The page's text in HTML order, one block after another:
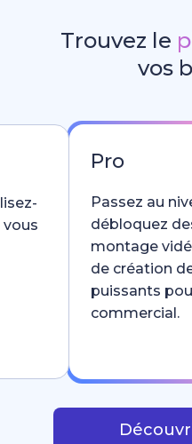
Trouvez le
vos
Pro
Passez au
débloquez
montage
de création
puissants
commercial.